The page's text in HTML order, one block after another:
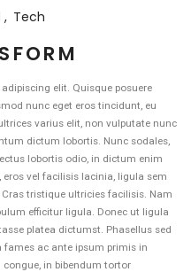
Tech
elit. Quisque posuere
nunc eget eros tincidunt, eu
varius elit, non vulputate nunc
dictum lobortis. Nunc sodales,
lobortis odio, in dictum enim
vel facilisis lacinia, ligula sem
tristique ultricies facilisis. Nam
efficitur ligula. Donec ut ligula
platea dictumst. Phasellus sed
ac ante ipsum primis in
in bibendum tortor